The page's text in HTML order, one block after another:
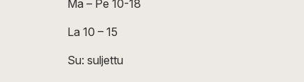
Ma – Pe 10-18
La 10 – 15
Su: suljettu